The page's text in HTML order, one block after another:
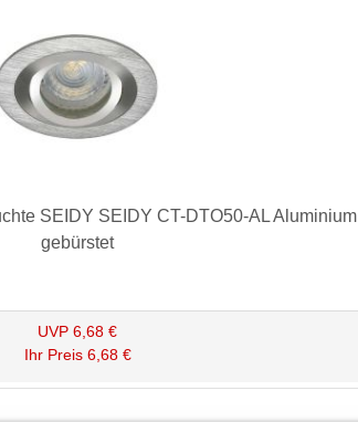
SEIDY SEIDY CT-DTO50-AL Aluminium
gebürstet
UVP 6,68 €
Ihr Preis 6,68 €